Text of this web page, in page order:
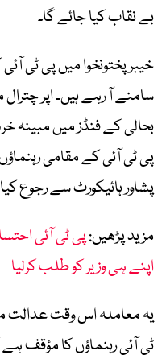
بے نقاب کیا جائے گا۔
خیبرپختونخوا میں پی ٹی
سامنے آ رہے ہیں۔ اپر
بحالی کے فنڈز میں مبینہ
پی ٹی آئی کے مقامی
پشاور ہائیکورٹ سے رجوع
مزید پڑھیں:پی ٹی آئی
اپنے ہی وزیر کو طلب کرلیا
یہ معاملہ اس وقت
ٹی آئی رہنماؤں کا مؤقف ہے